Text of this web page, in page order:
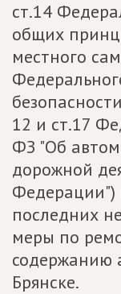
ст.14
общих
местного
12 и ст.17
ФЗ "Об
дорожной
Федерации")
последних
меры по
содержанию
Брянске.